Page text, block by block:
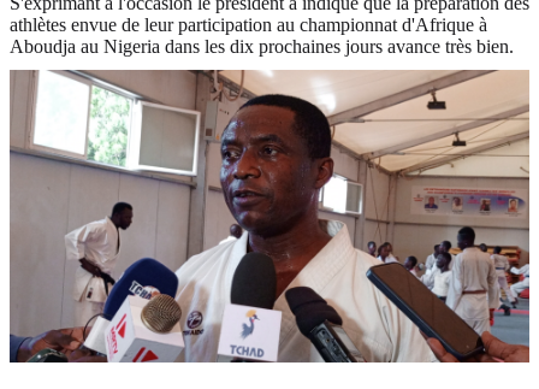
athlètes envue de leur participation au championnat d'Afrique à
Aboudja au Nigeria dans les dix prochaines jours avance très bien.